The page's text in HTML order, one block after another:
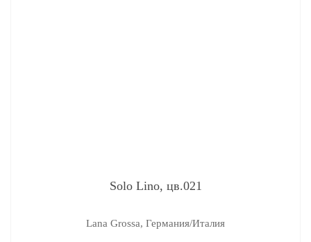
Solo Lino, цв.021
Lana Grossa, Германия/Италия